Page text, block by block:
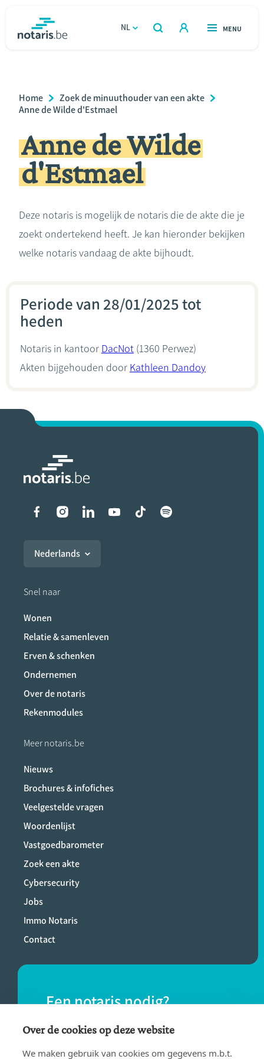
gaan
NL
OPEN
ZOEKEN
OPEN
MENU
Relatie & samenleven
Erven & schenken
Ondernemen
Rekenmodules
Breadcrumb
Home
Zoek de minuuthouder van een akte
Anne de Wilde d'Estmael
Anne de Wilde
d'Estmael
Deze notaris is mogelijk de notaris die de akte die je
zoekt ondertekend heeft. Je kan hieronder bekijken
welke notaris vandaag de akte bijhoudt.
Periode van 28/01/2025 tot
heden
Notaris in kantoor DacNot (1360 Perwez)
Akten bijgehouden door Kathleen Dandoy
Liens vers les réseaux
Nederlands
Snel naar
Wonen
Relatie & samenleven
Erven & schenken
Ondernemen
Over de notaris
Rekenmodules
Meer notaris.be
Nieuws
Brochures & infofiches
Veelgestelde vragen
Woordenlijst
Vastgoedbarometer
Zoek een akte
Cybersecurity
Jobs
Immo Notaris
Contact
Een notaris nodig?
Vind eenvoudig een notaris bij jou in de
buurt.
Over de cookies op deze website
We maken gebruik van cookies om gegevens m.b.t.